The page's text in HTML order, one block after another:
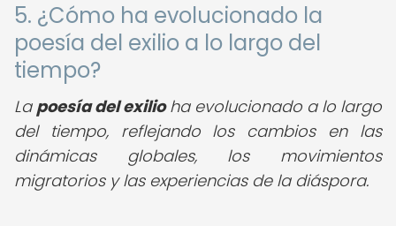
5. ¿Cómo ha evolucionado la
poesía del exilio a lo largo del
tiempo?
La poesía del exilioha evolucionado a lo largo
del tiempo, reflejando los cambios en las
dinámicas globales, los movimientos
migratorios y las experiencias de la diáspora.